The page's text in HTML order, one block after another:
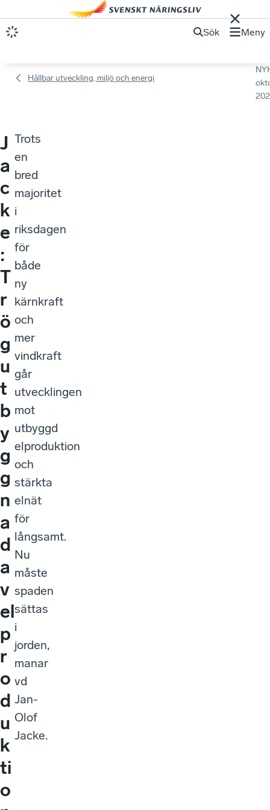
Sök Meny
Hållbar utveckling, miljö och energi
J
a
c
k
e
:
T
r
ö
g
u
t
b
y
g
g
n
a
d
a
v
el
p
r
o
d
u
k
ti
o
Trots
en
bred
majoritet
i
riksdagen
för
både
ny
kärnkraft
och
mer
vindkraft
går
utvecklingen
mot
utbyggd
elproduktion
och
stärkta
elnät
för
långsamt.
Nu
måste
spaden
sättas
i
jorden,
manar
vd
Jan-
Olof
Jacke.